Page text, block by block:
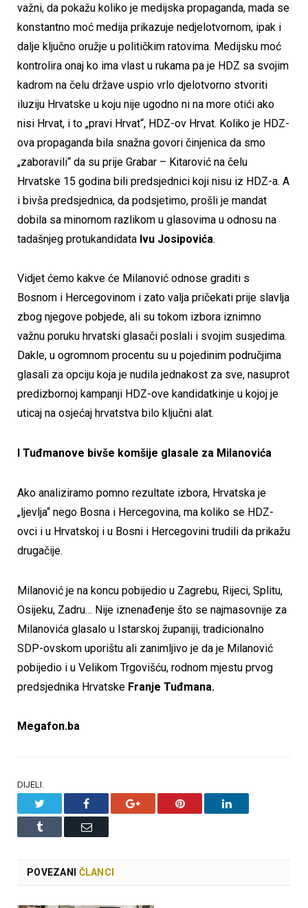
važni, da pokažu koliko je medijska propaganda, mada se
konstantno moć medija prikazuje nedjelotvornom, ipak i
dalje ključno oružje u političkim ratovima. Medijsku moć
kontrolira onaj ko ima vlast u rukama pa je HDZ sa svojim
kadrom na čelu države uspio vrlo djelotvorno stvoriti
iluziju Hrvatske u koju nije ugodno ni na more otići ako
nisi Hrvat, i to „pravi Hrvat“, HDZ-ov Hrvat. Koliko je HDZ-
ova propaganda bila snažna govori činjenica da smo
„zaboravili“ da su prije Grabar – Kitarović na čelu
Hrvatske 15 godina bili predsjednici koji nisu iz HDZ-a. A
i bivša predsjednica, da podsjetimo, prošli je mandat
dobila sa minornom razlikom u glasovima u odnosu na
tadašnjeg protukandidata Ivu Josipovića.
Vidjet ćemo kakve će Milanović odnose graditi s
Bosnom i Hercegovinom i zato valja pričekati prije slavlja
zbog njegove pobjede, ali su tokom izbora iznimno
važnu poruku hrvatski glasači poslali i svojim susjedima.
Dakle, u ogromnom procentu su u pojedinim područjima
glasali za opciju koja je nudila jednakost za sve, nasuprot
predizbornoj kampanji HDZ-ove kandidatkinje u kojoj je
uticaj na osjećaj hrvatstva bilo ključni alat.
I Tuđmanove bivše komšije glasale za Milanovića
Ako analiziramo pomno rezultate izbora, Hrvatska je
„ljevlja“ nego Bosna i Hercegovina, ma koliko se HDZ-
ovci i u Hrvatskoj i u Bosni i Hercegovini trudili da prikažu
drugačije.
Milanović je na koncu pobijedio u Zagrebu, Rijeci, Splitu,
Osijeku, Zadru… Nije iznenađenje što se najmasovnije za
Milanovića glasalo u Istarskoj županiji, tradicionalno
SDP-ovskom uporištu ali zanimljivo je da je Milanović
pobijedio i u Velikom Trgovišću, rodnom mjestu prvog
predsjednika Hrvatske Franje Tuđmana.
Megafon.ba
DIJELI.
Facebook Google+ Pinterest LinkedIn
Tumblr Email
POVEZANI ČLANCI